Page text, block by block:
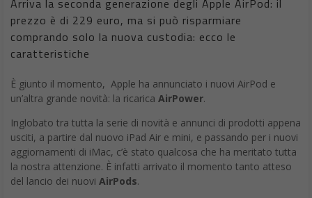
Arriva la seconda generazione degli Apple AirPod: il
prezzo è di 229 euro, ma si può risparmiare
comprando solo la nuova custodia: ecco le
caratteristiche
È giunto il momento, Apple ha annunciato i nuovi AirPod e
un’altra grande novità: la ricarica AirPower.
Inglobato tra tutta la serie di novità e annunci di prodotti appena
usciti, a partire dal nuovo iPad Air e mini, e passando per i nuovi
aggiornamenti di iMac, c’è stato qualcosa che ha meritato tutta
la nostra attenzione. È infatti arrivato il momento tanto atteso
del lancio dei nuovi AirPods.